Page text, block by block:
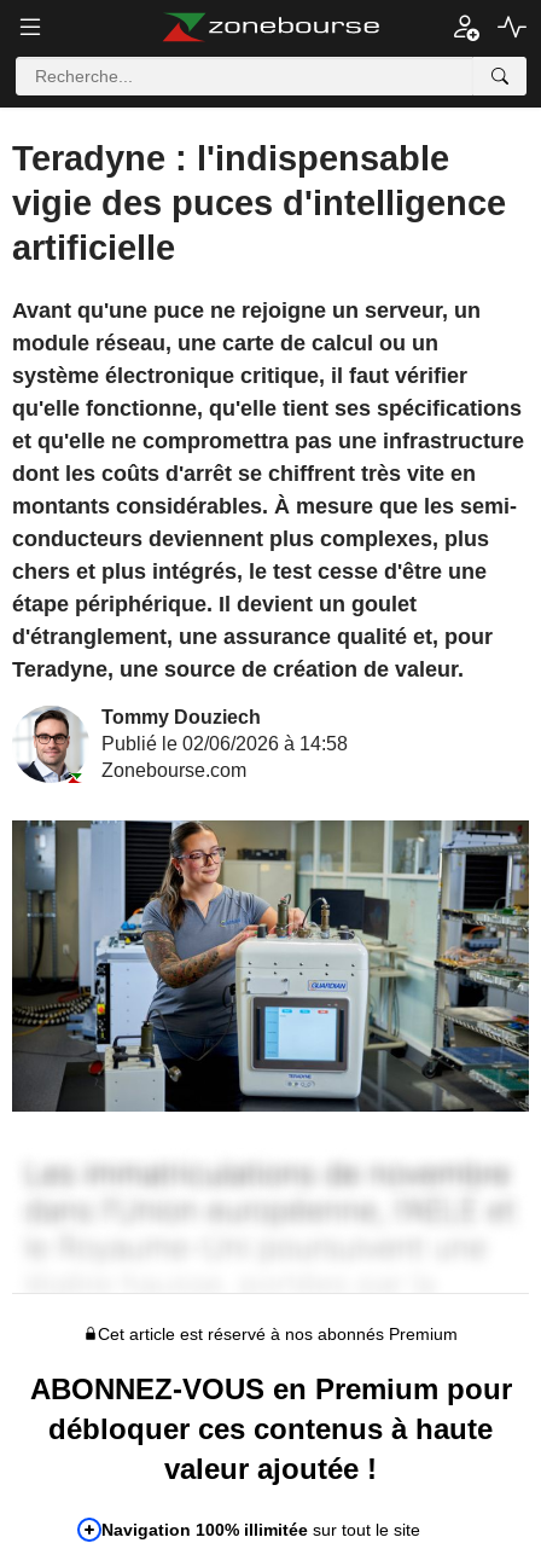
Teradyne : l'indispensable
vigie des puces d'intelligence
artificielle
Avant qu'une puce ne rejoigne un serveur, un
module réseau, une carte de calcul ou un
système électronique critique, il faut vérifier
qu'elle fonctionne, qu'elle tient ses spécifications
et qu'elle ne compromettra pas une infrastructure
dont les coûts d'arrêt se chiffrent très vite en
montants considérables. À mesure que les semi-
conducteurs deviennent plus complexes, plus
chers et plus intégrés, le test cesse d'être une
étape périphérique. Il devient un goulet
d'étranglement, une assurance qualité et, pour
Teradyne, une source de création de valeur.
Tommy Douziech
Publié le 02/06/2026 à 14:58
Zonebourse.com
Cet article est réservé à nos abonnés Premium
ABONNEZ-VOUS en Premium pour
débloquer ces contenus à haute
valeur ajoutée !
Navigation 100% illimitée sur tout le site